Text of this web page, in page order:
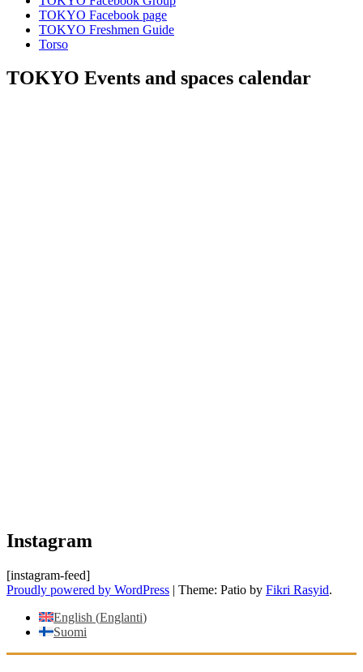
TOKYO Facebook page
TOKYO Freshmen Guide
Torso
TOKYO Events and spaces calendar
Instagram
[instagram-feed]
Proudly powered by WordPress | Theme: Patio by Fikri Rasyid.
English (Englanti)
Suomi